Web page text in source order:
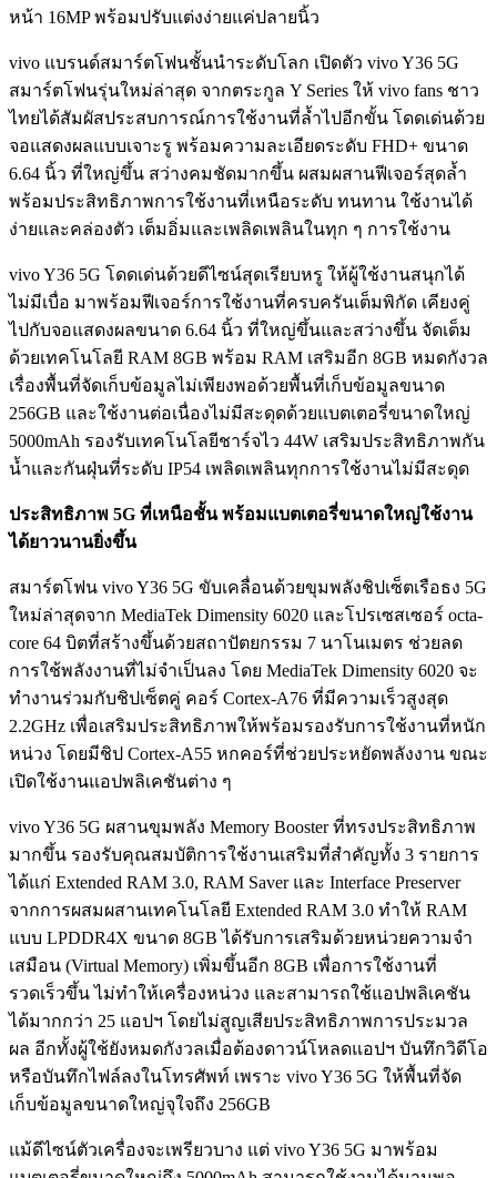
หน้า 16MP พร้อมปรับแต่งง่ายแค่ปลายนิ้ว
vivo แบรนด์สมาร์ตโฟนชั้นนำระดับโลก เปิดตัว vivo Y36 5G
สมาร์ตโฟนรุ่นใหม่ล่าสุด จากตระกูล Y Series ให้ vivo fans ชาว
ไทยได้สัมผัสประสบการณ์การใช้งานที่ล้ำไปอีกขั้น โดดเด่นด้วย
จอแสดงผลแบบเจาะรู พร้อมความละเอียดระดับ FHD+ ขนาด
6.64 นิ้ว ที่ใหญ่ขึ้น สว่างคมชัดมากขึ้น ผสมผสานฟีเจอร์สุดล้ำ
พร้อมประสิทธิภาพการใช้งานที่เหนือระดับ ทนทาน ใช้งานได้
ง่ายและคล่องตัว เต็มอิ่มและเพลิดเพลินในทุก ๆ การใช้งาน
vivo Y36 5G โดดเด่นด้วยดีไซน์สุดเรียบหรู ให้ผู้ใช้งานสนุกได้
ไม่มีเบื่อ มาพร้อมฟีเจอร์การใช้งานที่ครบครันเต็มพิกัด เคียงคู่
ไปกับจอแสดงผลขนาด 6.64 นิ้ว ที่ใหญ่ขึ้นและสว่างขึ้น จัดเต็ม
ด้วยเทคโนโลยี RAM 8GB พร้อม RAM เสริมอีก 8GB หมดกังวล
เรื่องพื้นที่จัดเก็บข้อมูลไม่เพียงพอด้วยพื้นที่เก็บข้อมูลขนาด
256GB และใช้งานต่อเนื่องไม่มีสะดุดด้วยแบตเตอรี่ขนาดใหญ่
5000mAh รองรับเทคโนโลยีชาร์จไว 44W เสริมประสิทธิภาพกัน
น้ำและกันฝุ่นที่ระดับ IP54 เพลิดเพลินทุกการใช้งานไม่มีสะดุด
ประสิทธิภาพ 5G ที่เหนือชั้น พร้อมแบตเตอรี่ขนาดใหญ่ใช้งาน
ได้ยาวนานยิ่งขึ้น
สมาร์ตโฟน vivo Y36 5G ขับเคลื่อนด้วยขุมพลังชิปเซ็ตเรือธง 5G
ใหม่ล่าสุดจาก MediaTek Dimensity 6020 และโปรเซสเซอร์ octa-
core 64 บิตที่สร้างขึ้นด้วยสถาปัตยกรรม 7 นาโนเมตร ช่วยลด
การใช้พลังงานที่ไม่จำเป็นลง โดย MediaTek Dimensity 6020 จะ
ทำงานร่วมกับชิปเซ็ตคู่ คอร์ Cortex-A76 ที่มีความเร็วสูงสุด
2.2GHz เพื่อเสริมประสิทธิภาพให้พร้อมรองรับการใช้งานที่หนัก
หน่วง โดยมีชิป Cortex-A55 หกคอร์ที่ช่วยประหยัดพลังงาน ขณะ
เปิดใช้งานแอปพลิเคชันต่าง ๆ
vivo Y36 5G ผสานขุมพลัง Memory Booster ที่ทรงประสิทธิภาพ
มากขึ้น รองรับคุณสมบัติการใช้งานเสริมที่สำคัญทั้ง 3 รายการ
ได้แก่ Extended RAM 3.0, RAM Saver และ Interface Preserver
จากการผสมผสานเทคโนโลยี Extended RAM 3.0 ทำให้ RAM
แบบ LPDDR4X ขนาด 8GB ได้รับการเสริมด้วยหน่วยความจำ
เสมือน (Virtual Memory) เพิ่มขึ้นอีก 8GB เพื่อการใช้งานที่
รวดเร็วขึ้น ไม่ทำให้เครื่องหน่วง และสามารถใช้แอปพลิเคชัน
ได้มากกว่า 25 แอปฯ โดยไม่สูญเสียประสิทธิภาพการประมวล
ผล อีกทั้งผู้ใช้ยังหมดกังวลเมื่อต้องดาวน์โหลดแอปฯ บันทึกวิดีโอ
หรือบันทึกไฟล์ลงในโทรศัพท์ เพราะ vivo Y36 5G ให้พื้นที่จัด
เก็บข้อมูลขนาดใหญ่จุใจถึง 256GB
แม้ดีไซน์ตัวเครื่องจะเพรียวบาง แต่ vivo Y36 5G มาพร้อม